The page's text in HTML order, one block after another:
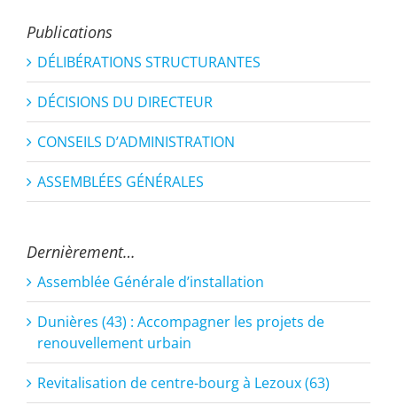
Publications
DÉLIBÉRATIONS STRUCTURANTES
DÉCISIONS DU DIRECTEUR
CONSEILS D’ADMINISTRATION
ASSEMBLÉES GÉNÉRALES
Dernièrement…
Assemblée Générale d’installation
Dunières (43) : Accompagner les projets de
renouvellement urbain
Revitalisation de centre-bourg à Lezoux (63)